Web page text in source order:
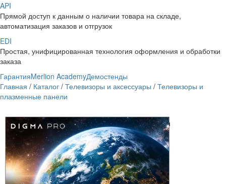
API
Прямой доступ к данным о наличии товара на складе,
автоматизация заказов и отгрузок
EDI
Простая, унифицированная технология оформления и обработки
заказа
ГарантияMerlion AcademyДемостенды
Главная / Каталог / Телевизоры и аксессуары / Телевизоры и
плазменные панели